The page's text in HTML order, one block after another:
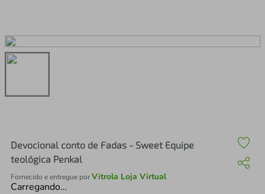
Devocional conto de Fadas - Sweet Equipe
teológica Penkal
Fornecido e entregue porVitrola Loja Virtual
Carregando…
2º cafeteira